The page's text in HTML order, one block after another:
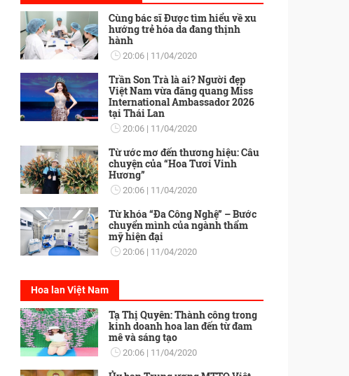
Cùng bác sĩ Được tìm hiểu về xu
hướng trẻ hóa da đang thịnh
hành
20:06 11/04/2020
Trần Son Trà là ai? Người đẹp
Việt Nam vừa đăng quang Miss
International Ambassador 2026
tại Thái Lan
20:06 11/04/2020
Từ ước mơ đến thương hiệu: Câu
chuyện của “Hoa Tươi Vinh
Hương”
20:06 11/04/2020
Từ khóa “Đa Công Nghệ” – Bước
chuyển mình của ngành thẩm
mỹ hiện đại
20:06 11/04/2020
Hoa lan Việt Nam
Tạ Thị Quyên: Thành công trong
kinh doanh hoa lan đến từ đam
mê và sáng tạo
20:06 11/04/2020